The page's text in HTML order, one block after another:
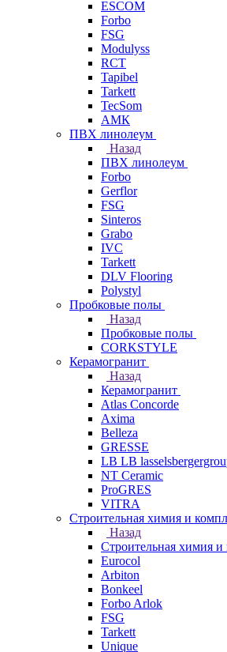
ESCOM
Forbo
FSG
Modulyss
RCT
Tapibel
Tarkett
TecSom
АМК
ПВХ линолеум
Назад
ПВХ линолеум
Forbo
Gerflor
FSG
Sinteros
Grabo
IVC
Tarkett
DLV Flooring
Polystyl
Пробковые полы
Назад
Пробковые полы
CORKSTYLE
Керамогранит
Назад
Керамогранит
Atlas Concorde
Axima
Belleza
GRESSE
LB LB
NT Ceramic
ProGRES
VITRA
Строительная химия и
Назад
Строительная химия
Eurocol
Arbiton
Bonkeel
Forbo Arlok
FSG
Tarkett
Unique